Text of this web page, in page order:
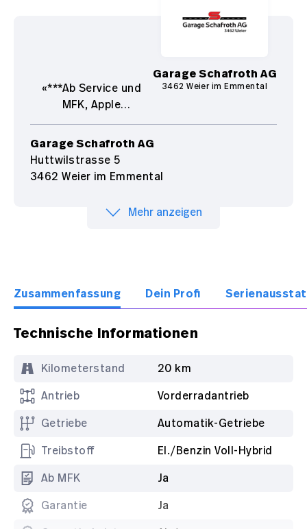
Garage Schafroth AG
3462 Weier im Emmental
***Ab Service und
MFK, Apple
CarPlay/Android Auto,
Toyota Relax
Herstellergarantie bis
2041 oder 250’000
Garage Schafroth AG
Huttwilstrasse 5
3462 Weier im Emmental
Mehr anzeigen
Zusammenfassung Dein Profi
Technische Informationen
Kilometerstand
20 km
Antrieb
Vorderradantrieb
Getriebe
Automatik-Getriebe
Treibstoff
El./Benzin Voll-Hybrid
Ab MFK
Ja
Garantie
Ja